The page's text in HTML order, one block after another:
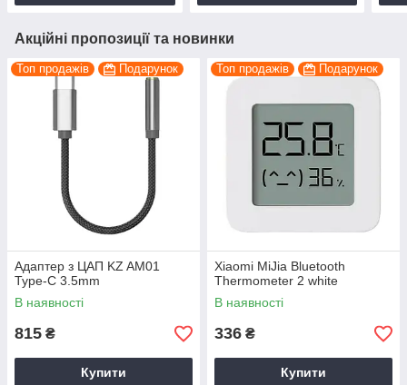
Акційні пропозиції та новинки
Топ продажів Подарунок
Адаптер з ЦАП KZ AM01
Type-C 3.5mm
В наявності
815 ₴
Купити
Топ продажів Подарунок
Xiaomi MiJia Bluetooth
Thermometer 2 white
В наявності
336 ₴
Купити